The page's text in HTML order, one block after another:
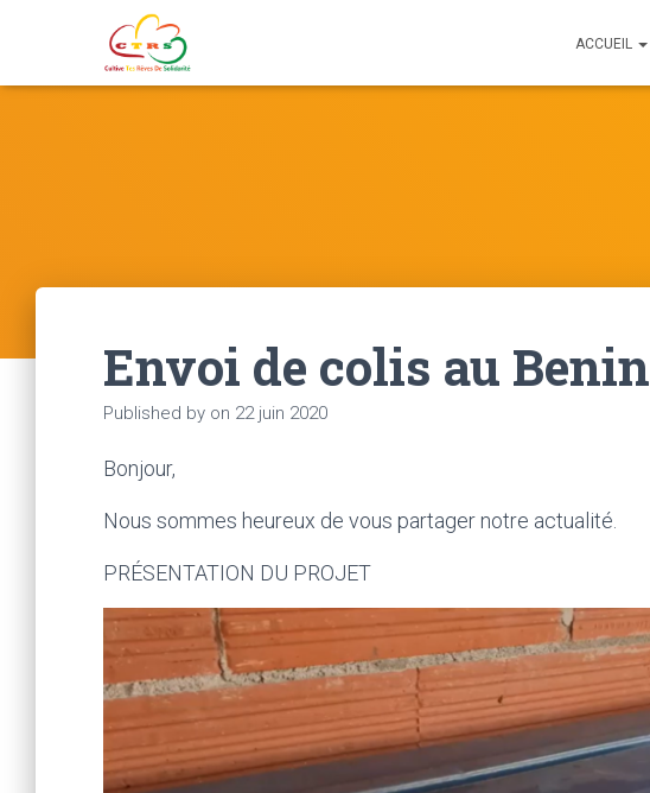
ACCUEIL
Envoi de colis au Benin
Published by on 22 juin 2020
Bonjour,
Nous sommes heureux de vous partager notre actualité.
PRÉSENTATION DU PROJET